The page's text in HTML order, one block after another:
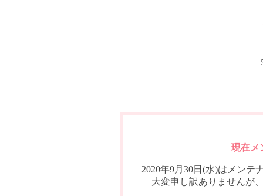
現在メ
2020年9月30日(水)はメンテ
大変申し訳ありませんが